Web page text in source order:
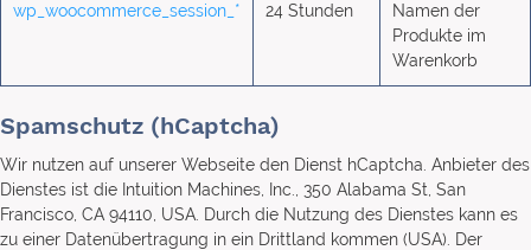
wp_woocommerce_session_* 24 Stunden
Namen der
Produkte im
Warenkorb
Spamschutz (hCaptcha)
Wir nutzen auf unserer Webseite den Dienst hCaptcha. Anbieter des
Dienstes ist die Intuition Machines, Inc., 350 Alabama St, San
Francisco, CA 94110, USA. Durch die Nutzung des Dienstes kann es
zu einer Datenübertragung in ein Drittland kommen (USA). Der